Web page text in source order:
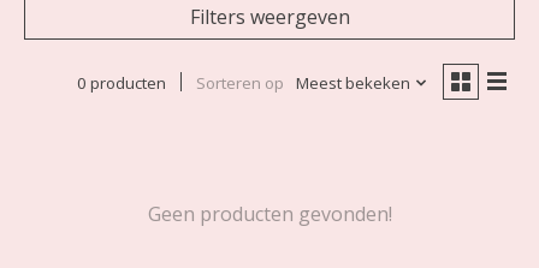
Filters weergeven
0 producten Sorteren op Meest bekeken
Geen producten gevonden!